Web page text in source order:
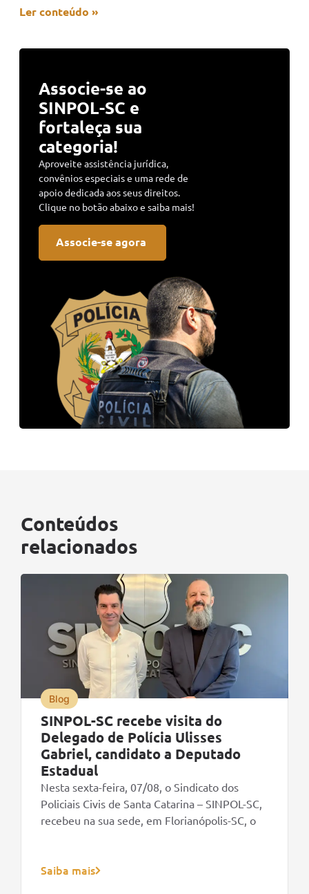
Ler conteúdo »
Associe-se ao
SINPOL-SC e
fortaleça sua
categoria!
Aproveite assistência jurídica,
convênios especiais e uma rede de
apoio dedicada aos seus direitos.
Clique no botão abaixo e saiba mais!
Associe-se agora
Conteúdos
relacionados
Blog
SINPOL-SC recebe visita do
Delegado de Polícia Ulisses
Gabriel, candidato a Deputado
Estadual
Nesta sexta-feira, 07/08, o Sindicato dos
Policiais Civis de Santa Catarina – SINPOL-SC,
recebeu na sua sede, em Florianópolis-SC, o
Saiba mais